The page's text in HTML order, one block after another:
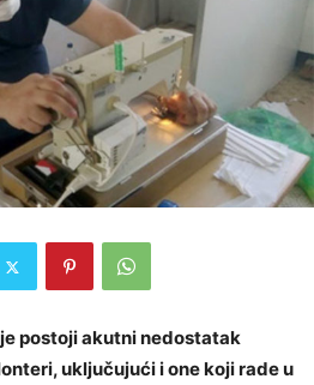
postoji akutni nedostatak
uključujući i one koji rade u